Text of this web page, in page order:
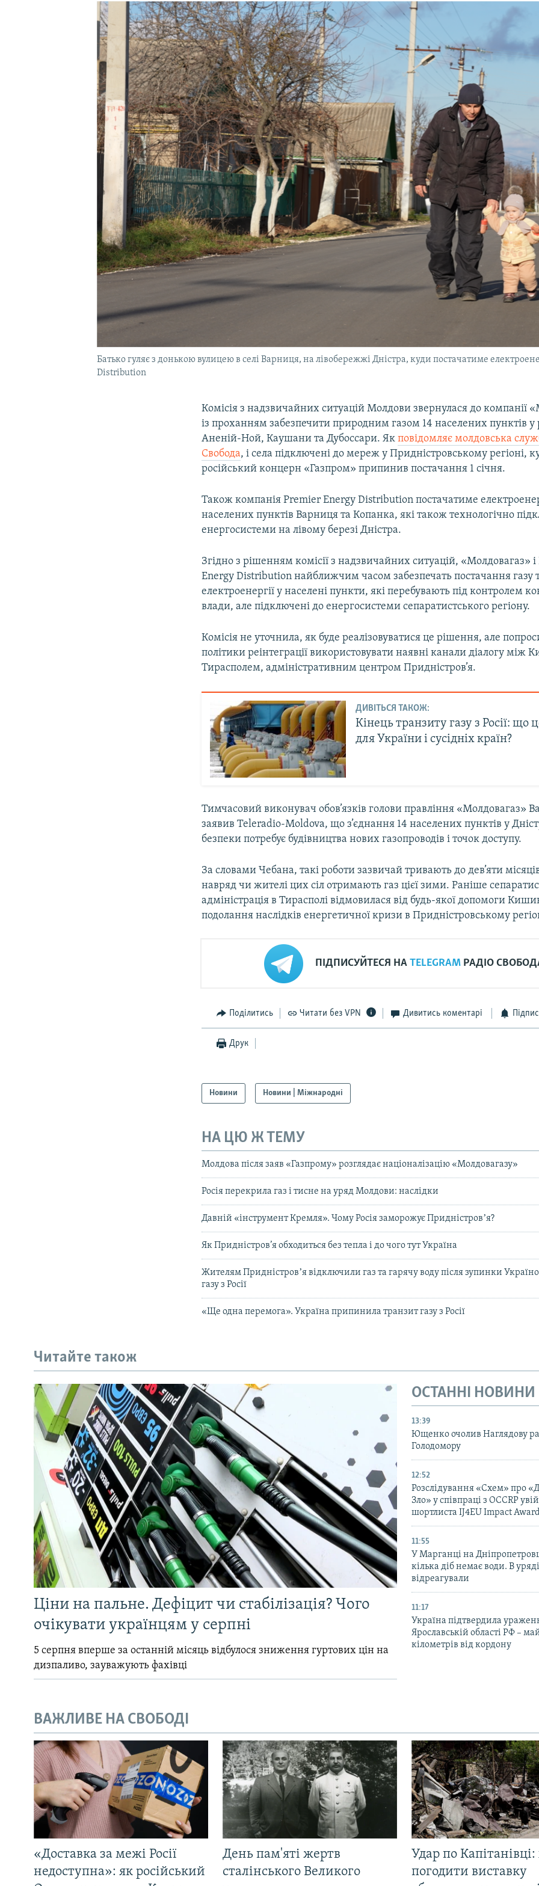
Батько гуляє з донькою вулицею в селі Варниця, на лівобережжі Дністра, куди постачатиме
Distribution
Комісія з надзвичайних ситуацій Молдови звернулася до компанії
із проханням забезпечити природним газом 14 населених пунктів у
Аненій-Ной, Каушани та Дубоссари. Якповідомляє молдовська
Свобода, і села підключені до мереж у Придністровському регіоні,
російський концерн «Газпром» припинив постачання 1 січня.
Також компанія Premier Energy Distribution постачатиме
населених пунктів Варниця та Копанка, які також технологічно
енергосистеми на лівому березі Дністра.
Згідно з рішенням комісії з надзвичайних ситуацій, «Молдовагаз»
Energy Distribution найближчим часом забезпечать постачання газу
електроенергії у населені пункти, які перебувають під контролем
влади, але підключені до енергосистеми сепаратистського регіону.
Комісія не уточнила, як буде реалізовуватися це рішення, але
політики реінтеграції використовувати наявні канали діалогу між
Тирасполем, адміністративним центром Придністров’я.
ДИВІТЬСЯ ТАКОЖ:
Кінець транзиту газу з Росії: що
для України і сусідніх країн?
Тимчасовий виконувач обов’язків голови правління «Молдовагаз»
заявив Teleradio-Moldova, що з’єднання 14 населених пунктів у
безпеки потребує будівництва нових газопроводів і точок доступу.
За словами Чебана, такі роботи зазвичай тривають до дев’яти
навряд чи жителі цих сіл отримають газ цієї зими. Раніше
адміністрація в Тирасполі відмовилася від будь-якої допомоги
подолання наслідків енергетичної кризи в Придністровському
ПІДПИСУЙТЕСЯ НАTELEGRAM РАДІО
Поділитись Читати без VPN Дивитись коментарі
Друк
Новини Новини | Міжнародні
НА ЦЮ Ж ТЕМУ
Молдова після заяв «Газпрому» розглядає націоналізацію «Молдовагазу»
Росія перекрила газ і тисне на уряд Молдови: наслідки
Давній «інструмент Кремля». Чому Росія заморожує Придністровʼя?
Як Придністров’я обходиться без теплa і до чого тут Україна
Жителям Придністровʼя відключили газ та гарячу воду після зупинки
газу з Росії
«Ще одна перемога». Україна припинила транзит газу з Росії
Читайте також
Ціни на пальне. Дефіцит чи стабілізація? Чого
очікувати українцям у серпні
5 серпня вперше за останній місяць відбулося зниження гуртових цін на
дизпаливо, зауважують фахівці
ОСТАННІ НОВИНИ
13:39
Ющенко очолив Наглядову
Голодомору
12:52
Розслідування «Схем» про
Зло» у співпраці з OCCRP
шортлиста IJ4EU Impact
11:55
У Марганці на
кілька діб немає води. В уряді
відреагували
11:17
Україна підтвердила
Ярославській області РФ –
кілометрів від кордону
ВАЖЛИВЕ НА СВОБОДІ
«Доставка за межі Росії
недоступна»: як російський
День пам'яті жертв
сталінського Великого
Удар по
погодити виставку